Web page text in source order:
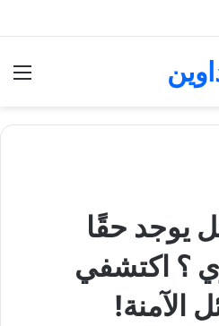
يوجد حقًا
؟ اكتشفي
الآمنة!